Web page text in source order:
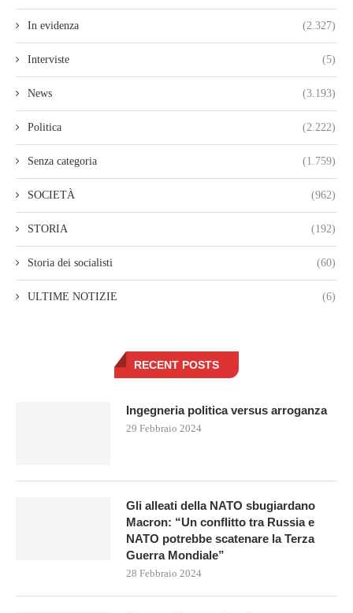
In evidenza (2.327)
Interviste (5)
News (3.193)
Politica (2.222)
Senza categoria (1.759)
SOCIETÀ (962)
STORIA (192)
Storia dei socialisti (60)
ULTIME NOTIZIE (6)
RECENT POSTS
Ingegneria politica versus arroganza
29 Febbraio 2024
Gli alleati della NATO sbugiardano
Macron: “Un conflitto tra Russia e
NATO potrebbe scatenare la Terza
Guerra Mondiale”
28 Febbraio 2024